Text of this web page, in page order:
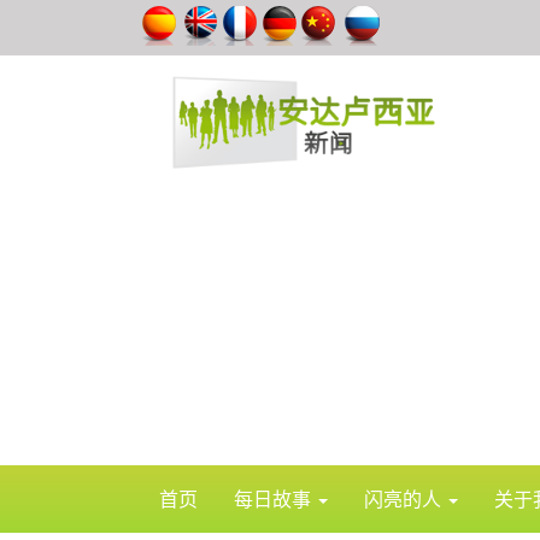
首页 每日故事 闪亮的人 关于